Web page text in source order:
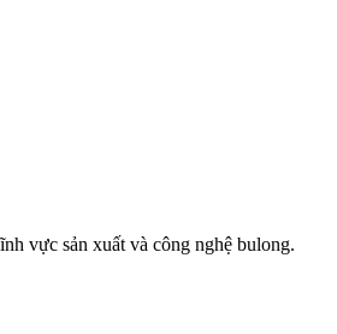
vực sản xuất và công nghệ bulong.